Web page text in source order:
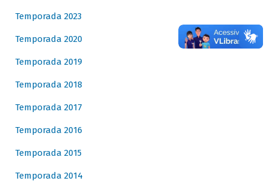
Temporada 2023
Temporada 2020
Temporada 2019
Temporada 2018
Temporada 2017
Temporada 2016
Temporada 2015
Temporada 2014